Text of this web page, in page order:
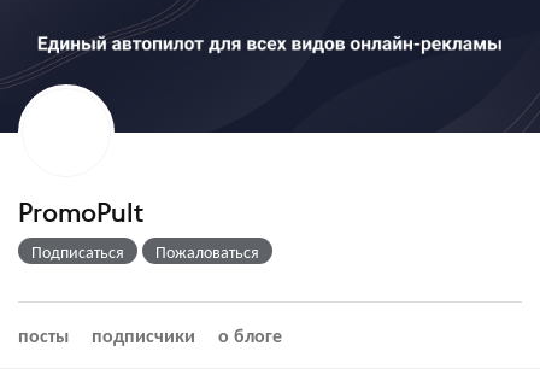
PromoPult
Подписаться Пожаловаться
посты подписчики о блоге